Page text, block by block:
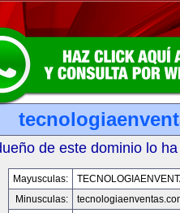
de este dominio lo
Mayusculas:
Minusculas: